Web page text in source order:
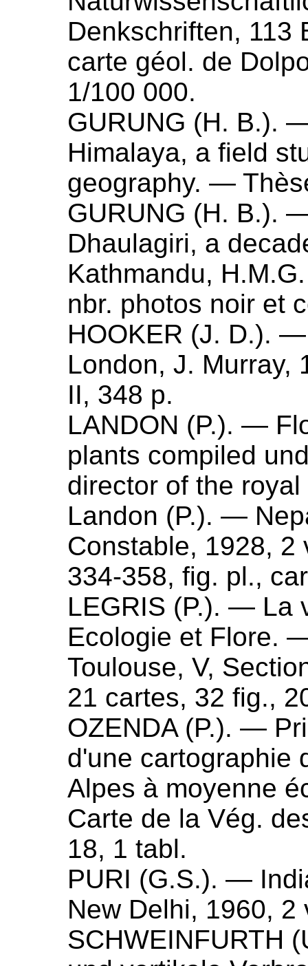
Denkschriften, 113
carte géol. de
1/100 000.
GURUNG (H. B.).
Himalaya, a field
geography. —
GURUNG (H. B.).
Dhaulagiri, a
Kathmandu,
nbr. photos noir et
HOOKER (J. D.).
London, J. Murray,
II, 348 p.
LANDON (P.). —
plants compiled
director of the
Landon (P.). —
Constable, 1928, 2
334-358, fig. pl.,
LEGRIS (P.). — La
Ecologie et Flore.
Toulouse, V,
21 cartes, 32 fig.,
OZENDA (P.). —
d'une cartographie
Alpes à moyenne
Carte de la Vég.
18, 1 tabl.
PURI (G.S.). —
New Delhi, 1960, 2
SCHWEINFURTH (